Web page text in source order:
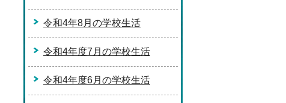
令和4年8月の学校生活
令和4年度7月の学校生活
令和4年度6月の学校生活